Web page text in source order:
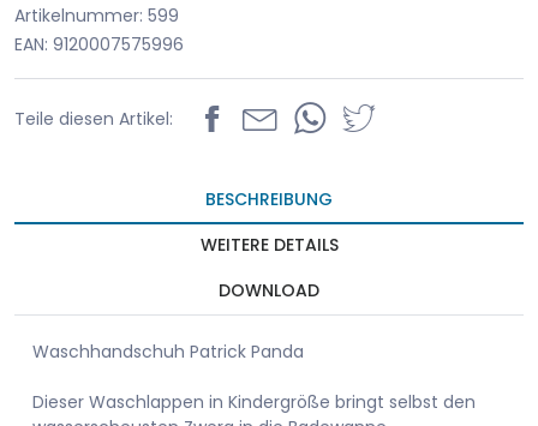
Artikelnummer: 599
EAN: 9120007575996
Teile diesen Artikel:
BESCHREIBUNG
WEITERE DETAILS
DOWNLOAD
Waschhandschuh Patrick Panda
Dieser Waschlappen in Kindergröße bringt selbst den